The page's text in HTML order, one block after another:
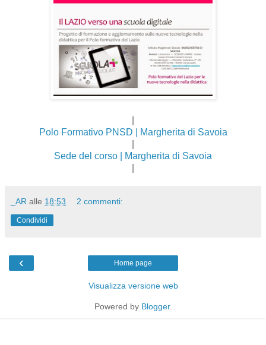
Polo Formativo PNSD | Margherita di Savoia
Sede del corso |
Margherita di Savoia
_AR alle 18:53 2 commenti:
Condividi
‹ Home page
Visualizza versione web
Powered by Blogger.